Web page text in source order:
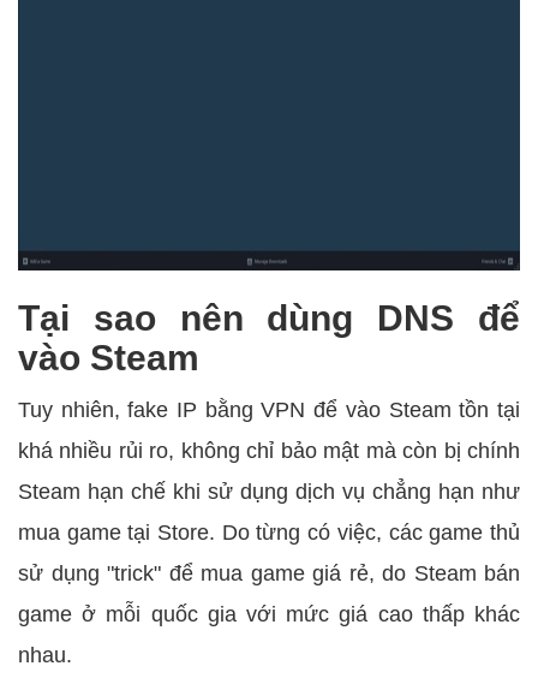
Tại sao nên dùng DNS để
vào Steam
Tuy nhiên, fake IP bằng VPN để vào Steam tồn tại
khá nhiều rủi ro, không chỉ bảo mật mà còn bị chính
Steam hạn chế khi sử dụng dịch vụ chẳng hạn như
mua game tại Store. Do từng có việc, các game thủ
sử dụng "trick" để mua game giá rẻ, do Steam bán
game ở mỗi quốc gia với mức giá cao thấp khác
nhau.